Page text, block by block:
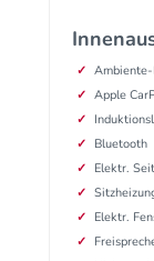
Apple
Bluetooth
Elektr.
Elektr.